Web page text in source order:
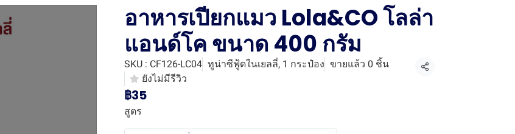
อาหารเปียกแมว Lola&CO โลล่า
แอนด์โค ขนาด 400 กรัม
SKU : CF126-LC04 ทูน่าซีฟู้ดในเยลลี่, 1 กระป๋อง ขายแล้ว 0 ชิ้น
ยังไม่มีรีวิว
แชร์
฿35
สูตร